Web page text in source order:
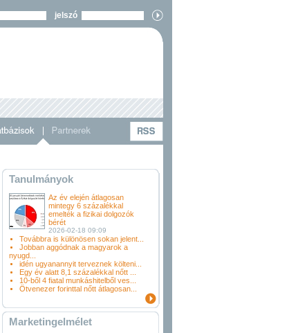
jelszó
Tanulmányok
Az év elején átlagosan
mintegy 6 százalékkal
emelték a fizikai dolgozók
bérét
2026-02-18 09:09
Továbbra is különösen sokan jelent...
Jobban aggódnak a magyarok a
nyugd...
idén ugyanannyit terveznek költeni...
Egy év alatt 8,1 százalékkal nőtt ...
10-ből 4 fiatal munkáshitelből ves...
Ötvenezer forinttal nőtt átlagosan...
Marketingelmélet